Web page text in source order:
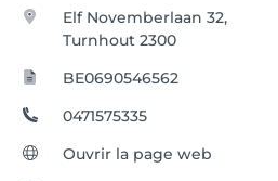
Elf Novemberlaan 32,
Turnhout 2300
BE0690546562
0471575335
Ouvrir la page web